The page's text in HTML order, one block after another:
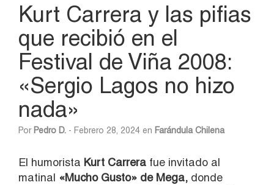
Kurt Carrera y las pifias
que recibió en el
Festival de Viña 2008:
«Sergio Lagos no hizo
nada»
Por Pedro D. - Febrero 28, 2024 en Farándula Chilena
El humorista Kurt Carrera fue invitado al
matinal «Mucho Gusto» de Mega, donde